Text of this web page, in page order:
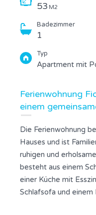
53 M2
Badezimmer
1
Typ
Apartment mit
Ferienwohnung
einem
Die Ferienwohnung
Hauses und ist
ruhigen und
besteht aus einem
einer Küche mit
Schlafsofa und
mit einem